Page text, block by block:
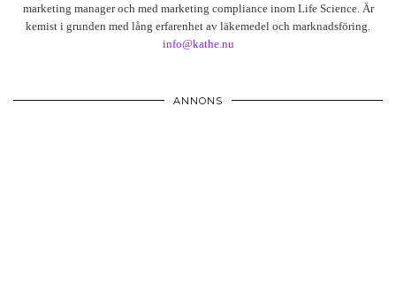
marketing manager och med marketing compliance inom Life Science. Är
kemist i grunden med lång erfarenhet av läkemedel och marknadsföring.
info@kathe.nu
ANNONS